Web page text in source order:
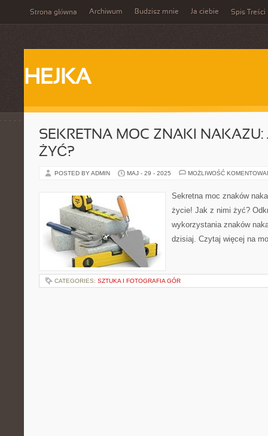
Strona główna Archiwum Budzisz mnie Ja ciebie Spis Treści
HEJKA
SEKRETNA MOC ZNAKI NAKAZU:
ŻYĆ?
POSTED BY ADMIN MAJ - 29 - 2025 MOŻLIWOŚĆ
Sekretna moc znaków
życie! Jak z nimi żyć?
wykorzystania znaków
dzisiaj. Czytaj więcej na
CATEGORIES: SZTUKA I FOTOGRAFIA GÓR